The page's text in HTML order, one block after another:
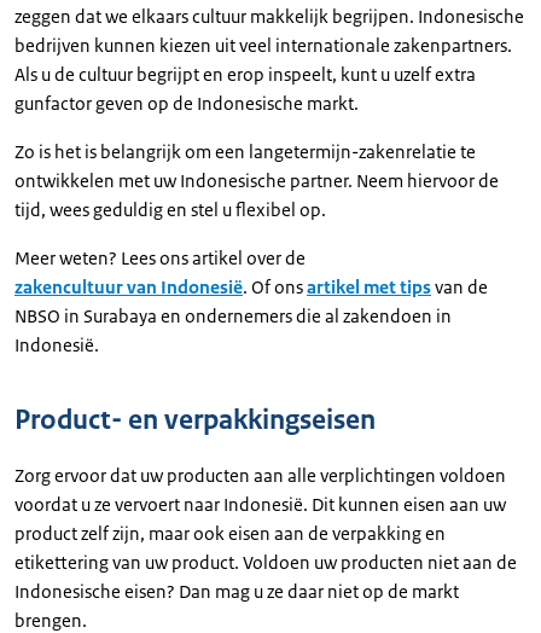
zeggen dat we elkaars cultuur makkelijk begrijpen. Indonesische
bedrijven kunnen kiezen uit veel internationale zakenpartners.
Als u de cultuur begrijpt en erop inspeelt, kunt u uzelf extra
gunfactor geven op de Indonesische markt.
Zo is het is belangrijk om een langetermijn-zakenrelatie te
ontwikkelen met uw Indonesische partner. Neem hiervoor de
tijd, wees geduldig en stel u flexibel op.
Meer weten? Lees ons artikel over de
zakencultuur van Indonesië. Of onsartikel met tipsvan de
NBSO in Surabaya en ondernemers die al zakendoen in
Indonesië.
Product- en verpakkingseisen
Zorg ervoor dat uw producten aan alle verplichtingen voldoen
voordat u ze vervoert naar Indonesië. Dit kunnen eisen aan uw
product zelf zijn, maar ook eisen aan de verpakking en
etikettering van uw product. Voldoen uw producten niet aan de
Indonesische eisen? Dan mag u ze daar niet op de markt
brengen.